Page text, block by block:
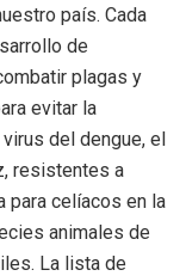
país. Cada
de
plagas y
evitar la
del dengue, el
resistentes a
para celíacos en la
animales de
La lista de